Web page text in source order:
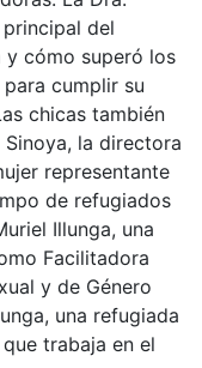
del
y cómo superó los
cumplir su
chicas también
la directora
representante
de refugiados
Illunga, una
Facilitadora
y de Género
una refugiada
trabaja en el